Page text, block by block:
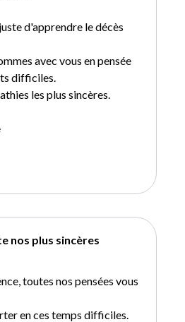
d'apprendre le décès
avec vous en pensée
difficiles.
les plus sincères.
nos plus sincères
toutes nos pensées vous
en ces temps difficiles.